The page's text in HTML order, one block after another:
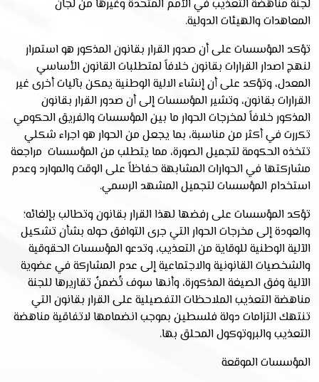
لجنة مناهضة التعذيب في الأمم المتحدة وغيرها من لجان
المعاهدات والهيئات الدولية.
تؤكد المؤسسات على أن صدور القرار بقانون المذكور هو استمرار
لنهج اصدار القرارات بقانون خلافاً لمتطلبات القانون الأساسي
المعدل، وتؤكد على أن إنشاء الالية الوطنية يمكن بآليات أخرى غير
القرارات بقانون، وتشير المؤسسات إلى أن صدور القرار بقانون
المذكور خلافاً لمخرجات الحوار ما بين المؤسسات والفريق الحكومي
تكررت في أكثر من مناسبة، بما يجعل من الحوار هو اجراء شكلي
تتخذه الحكومة لتجميل الصورة، مما يتطلب من المؤسسات مراجعة
مشاركتها في الحوارات المشابهة حفاظاً على الوقت والموارد وعدم
استخدام المؤسسات لتجميل المشهد الرسمي.
تؤكد المؤسسات على رفضها لهذا القرار بقانون وتطالب بإلغائه؛
والعودة إلى مخرجات الحوار التي جرى التوافق حوله بشأن تشكيل
الآلية الوطنية للوقاية من التعذيب، وتدعو المؤسسات الحقوقية
والشخصيات القانونية والاجتماعية إلى عدم المشاركة في عضوية
الآلية وفق الصيغة المذكورة، وأنها سوف تُضمنُ تقاريرها للجنة
مناهضة التعذيب الملاحظات التفصيلية على القرار بقانون التي
تنتهك التزامات دولة فلسطين بموجب انضمامها لاتفاقية مناهضة
التعذيب والبروتوكول المحلق بها.
المؤسسات الموقعة